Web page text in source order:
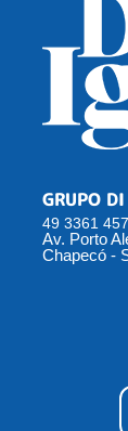
GRUPO DI
49 3361
Av. Porto
Chapecó -